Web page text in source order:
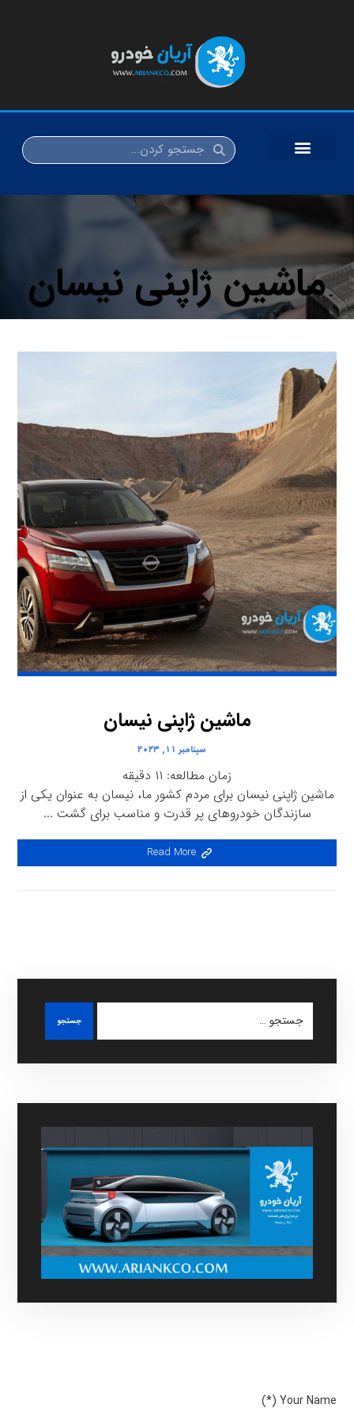
ماشین ژاپنی نیسان
ماشین ژاپنی نیسان
سپتامبر ۱۱, ۲۰۲۳
زمان مطالعه: ۱۱ دقیقه
ماشین ژاپنی نیسان برای مردم کشور ما، نیسان به عنوان یکی از
سازندگان خودروهای پر قدرت و مناسب برای گشت ...
Read More
جستجو